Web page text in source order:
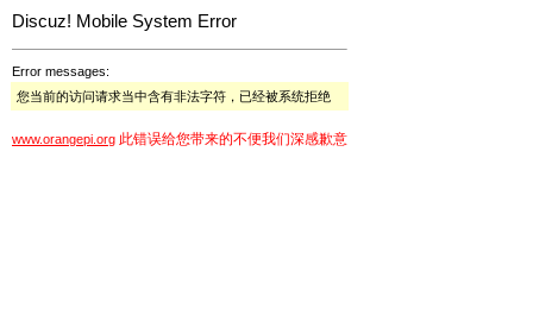
Discuz! Mobile System Error
Error messages:
您当前的访问请求当中含有非法字符，已经被系统拒绝
www.orangepi.org 此错误给您带来的不便我们深感歉意